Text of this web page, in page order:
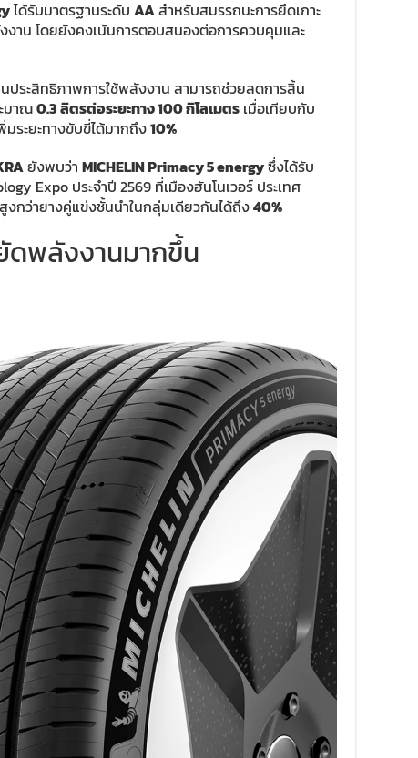
ได้รับมาตรฐานระดับ AAสำหรับสมรรถนะการยึดเกาะ
าน โดยยังคงเน้นการตอบสนองต่อการควบคุมและ
ประสิทธิภาพการใช้พลังงาน สามารถช่วยลดการสิ้น
มาณ0.3 ลิตรต่อระยะทาง 100 กิโลเมตร เมื่อเทียบกับ
ระยะทางขับขี่ได้มากถึง10%
ยังพบว่า MICHELIN Primacy 5 energyซึ่งได้รับ
Expo ประจำปี 2569 ที่เมืองฮันโนเวอร์ ประเทศ
งกว่ายางคู่แข่งชั้นนำในกลุ่มเดียวกันได้ถึง40%
ดพลังงานมากขึ้น